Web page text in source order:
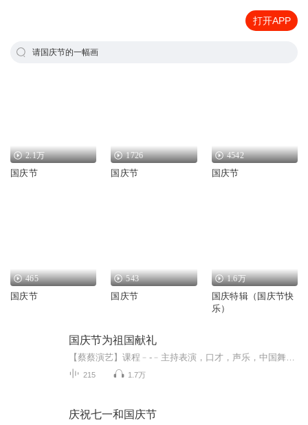
打开APP
请国庆节的一幅画
2.1万
国庆节
1726
国庆节
4542
国庆节
465
国庆节
543
国庆节
1.6万
国庆特辑（国庆节快
乐）
国庆节为祖国献礼
215 1.7万
庆祝七一和国庆节